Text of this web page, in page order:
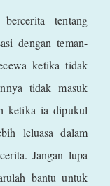
tentang
dengan teman-
ketika tidak
tidak masuk
ketika ia dipukul
leluasa dalam
Jangan lupa
bantu untuk